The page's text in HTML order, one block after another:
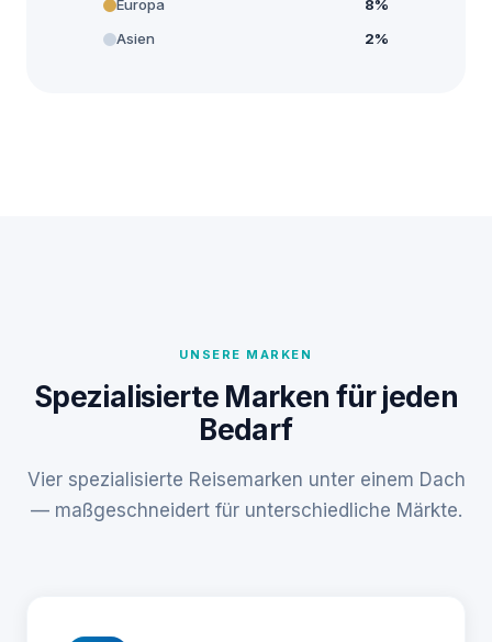
Europa
8%
Asien
2%
UNSERE MARKEN
Spezialisierte Marken für jeden
Bedarf
Vier spezialisierte Reisemarken unter einem Dach
— maßgeschneidert für unterschiedliche Märkte.